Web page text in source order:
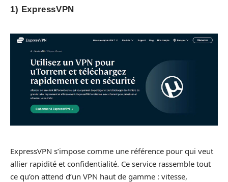
1) ExpressVPN
ExpressVPN s’impose comme une référence pour qui veut
allier rapidité et confidentialité. Ce service rassemble tout
ce qu’on attend d’un VPN haut de gamme : vitesse,